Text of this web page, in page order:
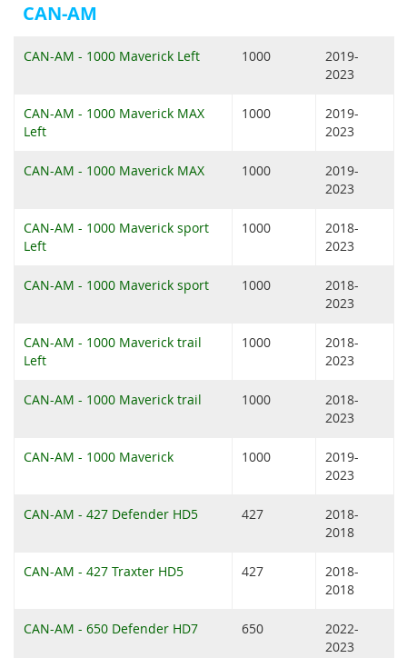
CAN-AM
CAN-AM - 1000 Maverick Left 1000
2019-
2023
CAN-AM - 1000 Maverick MAX
Left
1000
2019-
2023
CAN-AM - 1000 Maverick MAX 1000
2019-
2023
CAN-AM - 1000 Maverick sport
Left
1000
2018-
2023
CAN-AM - 1000 Maverick sport 1000
2018-
2023
CAN-AM - 1000 Maverick trail
Left
1000
2018-
2023
CAN-AM - 1000 Maverick trail 1000
2018-
2023
CAN-AM - 1000 Maverick 1000
2019-
2023
CAN-AM - 427 Defender HD5 427
2018-
2018
CAN-AM - 427 Traxter HD5 427
2018-
2018
CAN-AM - 650 Defender HD7 650
2022-
2023